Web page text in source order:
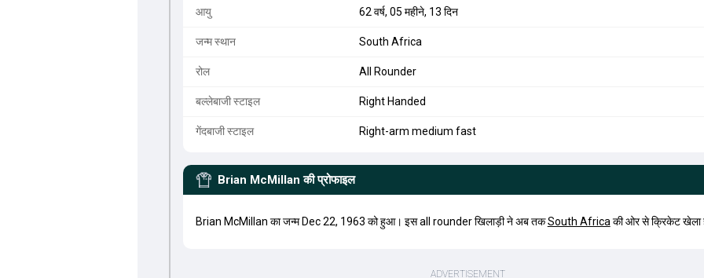
आयु 62 वर्ष, 05 महीने, 13 दिन
जन्म स्थान South Africa
रोल All Rounder
बल्लेबाजी स्टाइल Right Handed
गेंदबाजी स्टाइल Right-arm medium fast
Brian McMillan की प्रोफाइल
Brian McMillan का जन्म Dec 22, 1963 को हुआ। इस all rounder खिलाड़ी ने अब तकSouth Africa की ओर से क्रिकेट खेला